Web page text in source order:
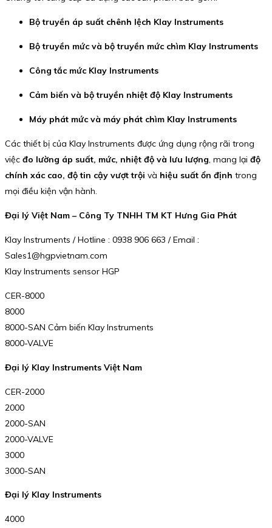
Bộ truyền áp suất chênh lệch Klay Instruments
Bộ truyền mức và bộ truyền mức chìm Klay Instruments
Công tắc mức Klay Instruments
Cảm biến và bộ truyền nhiệt độ Klay Instruments
Máy phát mức và máy phát chìm Klay Instruments
Các thiết bị của Klay Instruments được ứng dụng rộng rãi trong
việc đo lường áp suất, mức, nhiệt độ và lưu lượng, mang lại độ
chính xác cao, độ tin cậy vượt trội và hiệu suất ổn định trong
mọi điều kiện vận hành.
Đại lý Việt Nam – Công Ty TNHH TM KT Hưng Gia Phát
Klay Instruments / Hotline : 0938 906 663 / Email :
Sales1@hgpvietnam.com
Klay Instruments sensor HGP
CER-8000
8000
8000-SAN Cảm biến Klay Instruments
8000-VALVE
Đại lý Klay Instruments Việt Nam
CER-2000
2000
2000-SAN
2000-VALVE
3000
3000-SAN
Đại lý Klay Instruments
4000